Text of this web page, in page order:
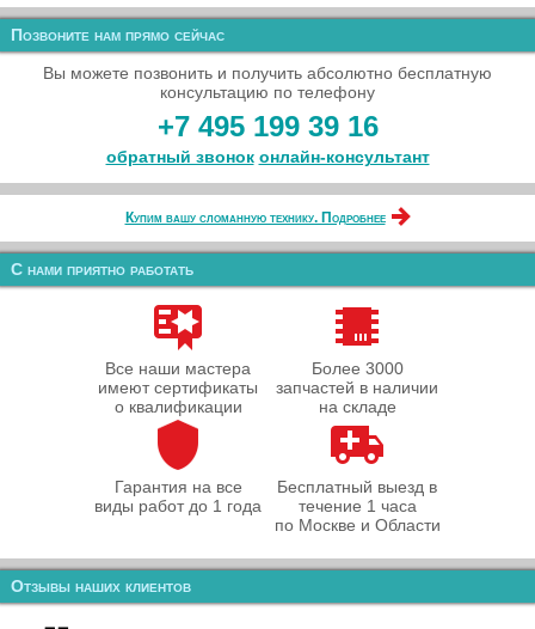
Позвоните нам прямо сейчас
Вы можете позвонить и получить абсолютно бесплатную
консультацию по телефону
+7 495 199 39 16
обратный звонок онлайн‑консультант
Купим вашу сломанную технику. Подробнее
С нами приятно работать
Все наши мастера
имеют сертификаты
о квалификации
Более 3000
запчастей в наличии
на складе
Гарантия на все
виды работ до 1 года
Бесплатный выезд в
течение 1 часа
по Москве и Области
Отзывы наших клиентов